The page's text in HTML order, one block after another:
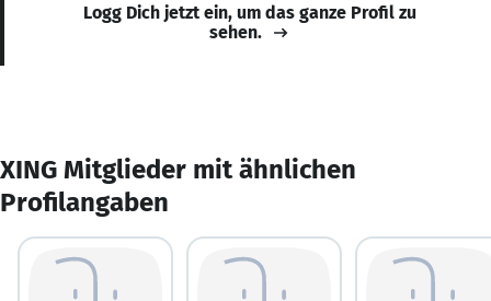
Logg Dich jetzt ein, um das ganze Profil zu
sehen.
XING Mitglieder mit ähnlichen
Profilangaben